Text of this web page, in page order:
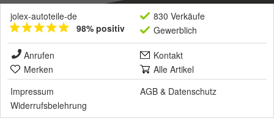
jolex-autoteile-de
98% positiv
830 Verkäufe
Gewerblich
Anrufen
Kontakt
Merken
Alle Artikel
Impressum
AGB & Datenschutz
Widerrufsbelehrung